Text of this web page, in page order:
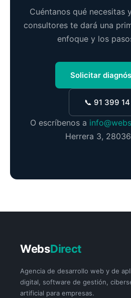
Cuéntanos qué necesitas
consultores te dará una
enfoque y los
Solicitar
📞 91 399
O escríbenos a
Herrera 3,
WebsDirect
Agencia de desarrollo web y de
digital, software de gestión,
artificial para empresas.